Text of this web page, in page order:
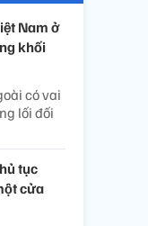
Nam ở
khối
có vai
lối đối
tục
cửa